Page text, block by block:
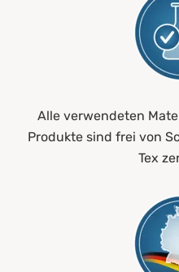
Alle verwendeten
Produkte sind frei von
Tex